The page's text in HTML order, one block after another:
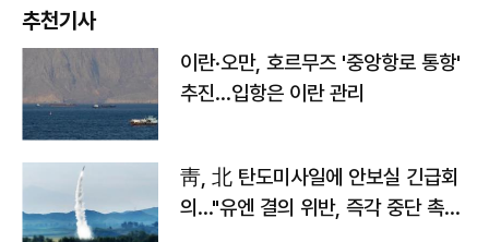
추천기사
이란·오만, 호르무즈 '중앙항로 통항'
추진…입항은 이란 관리
靑, 北 탄도미사일에 안보실 긴급회
의…"유엔 결의 위반, 즉각 중단 촉